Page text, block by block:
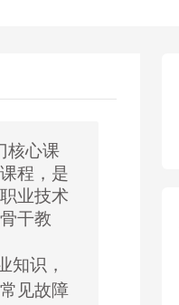
核心课
程，是
业技术
干教
知识，
见故障